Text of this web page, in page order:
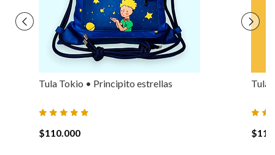
Tula Tokio • Principito estrellas
$110.000
Tula